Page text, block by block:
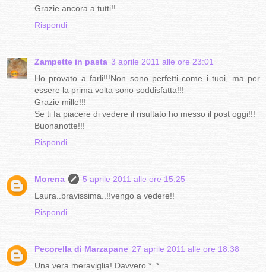
Grazie ancora a tutti!!
Rispondi
Zampette in pasta 3 aprile 2011 alle ore 23:01
Ho provato a farli!!!Non sono perfetti come i tuoi, ma per
essere la prima volta sono soddisfatta!!!
Grazie mille!!!
Se ti fa piacere di vedere il risultato ho messo il post oggi!!!
Buonanotte!!!
Rispondi
Morena
5 aprile 2011 alle ore 15:25
Laura..bravissima..!!vengo a vedere!!
Rispondi
Pecorella di Marzapane 27 aprile 2011 alle ore 18:38
Una vera meraviglia! Davvero *_*